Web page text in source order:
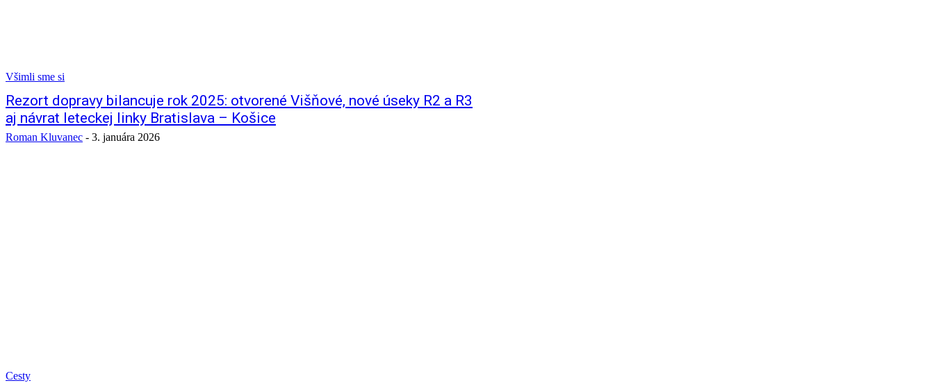
Všimli sme si
Rezort dopravy bilancuje rok 2025: otvorené Višňové, nové úseky R2 a R3
aj návrat leteckej linky Bratislava – Košice
Roman Kluvanec - 3. januára 2026
Cesty